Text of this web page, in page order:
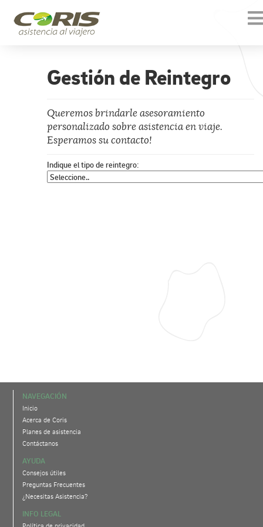
Gestión de Reintegro
Queremos brindarle asesoramiento
personalizado sobre asistencia en viaje.
Esperamos su contacto!
Indique el tipo de reintegro:
NAVEGACIÓN
Inicio
Acerca de Coris
Planes de asistencia
Contáctanos
AYUDA
Consejos útiles
Preguntas Frecuentes
¿Necesitas Asistencia?
INFO LEGAL